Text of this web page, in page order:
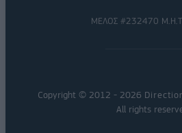
ΜΕΛΟΣ #232470
Copyright © 2012 - 2026
All rights